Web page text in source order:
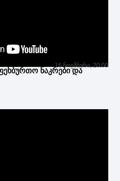
16 ნოემბერი, 20:00
ნაკრები და